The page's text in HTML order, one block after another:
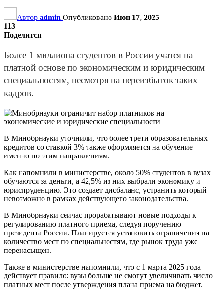
Автор admin Опубликовано Июн 17, 2025
113
Поделится
Более 1 миллиона студентов в России учатся на
платной основе по экономическим и юридическим
специальностям, несмотря на переизбыток таких
кадров.
В Минобрнауки уточнили, что более трети образовательных
кредитов со ставкой 3% также оформляется на обучение
именно по этим направлениям.
Как напомнили в министерстве, около 50% студентов в вузах
обучаются за деньги, а 42,5% из них выбрали экономику и
юриспруденцию. Это создает дисбаланс, устранить который
невозможно в рамках действующего законодательства.
В Минобрнауки сейчас прорабатывают новые подходы к
регулированию платного приема, следуя поручению
президента России. Планируется установить ограничения на
количество мест по специальностям, где рынок труда уже
перенасыщен.
Также в министерстве напомнили, что с 1 марта 2025 года
действует правило: вузы больше не смогут увеличивать число
платных мест после утверждения плана приема на бюджет.